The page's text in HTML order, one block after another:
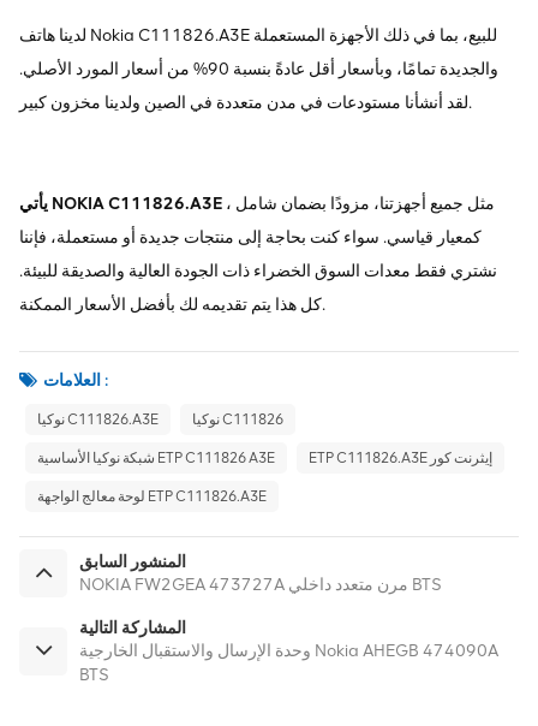
لدينا هاتف Nokia C111826.A3E للبيع، بما في ذلك الأجهزة المستعملة
والجديدة تمامًا، وبأسعار أقل عادةً بنسبة 90% من أسعار المورد الأصلي.
لقد أنشأنا مستودعات في مدن متعددة في الصين ولدينا مخزون كبير.
يأتي NOKIA C111826.A3E ، مثل جميع أجهزتنا، مزودًا بضمان شامل
كمعيار قياسي. سواء كنت بحاجة إلى منتجات جديدة أو مستعملة، فإننا
نشتري فقط معدات السوق الخضراء ذات الجودة العالية والصديقة للبيئة.
كل هذا يتم تقديمه لك بأفضل الأسعار الممكنة.
العلامات :
نوكيا C111826.A3E نوكيا C111826
شبكة نوكيا الأساسية ETP C111826 A3E ETP C111826.A3E إيثرنت كور
لوحة معالج الواجهة ETP C111826.A3E
المنشور السابق
NOKIA FW2GEA 473727A مرن متعدد داخلي BTS
المشاركة التالية
وحدة الإرسال والاستقبال الخارجية Nokia AHEGB 474090A
BTS